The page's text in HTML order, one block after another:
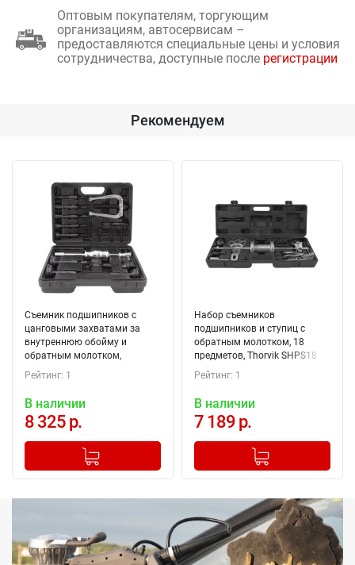
Оптовым покупателям, торгующим
организациям, автосервисам –
предоставляются специальные цены и условия
сотрудничества, доступные после регистрации
Рекомендуем
Съемник подшипников с
цанговыми захватами за
внутреннюю обойму и
обратным молотком,
диапазон захватов 8-58 мм,
Thorvik SHIPS858 (53863) 15
предметов, в кейсе
Рейтинг: 1
В наличии
8 325 р.
+
Добавлено в корзину
Набор съемников
подшипников и ступиц с
обратным молотком, 18
предметов, Thorvik SHPS18
(53860) в кейсе
Рейтинг: 1
В наличии
7 189 р.
+
Добавлено в корзину